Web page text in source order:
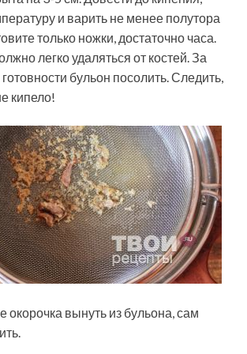
и варить не менее полутора
только ножки, достаточно часа.
легко удаляться от костей. За
бульон посолить. Следить,
кипело!
окорочка вынуть из бульона, сам